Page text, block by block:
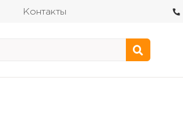
Контакты